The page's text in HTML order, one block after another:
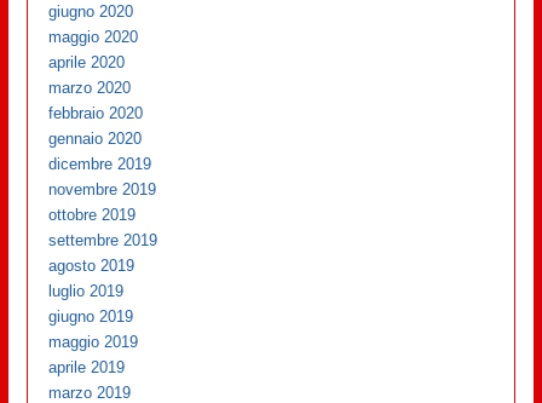
giugno 2020
maggio 2020
aprile 2020
marzo 2020
febbraio 2020
gennaio 2020
dicembre 2019
novembre 2019
ottobre 2019
settembre 2019
agosto 2019
luglio 2019
giugno 2019
maggio 2019
aprile 2019
marzo 2019